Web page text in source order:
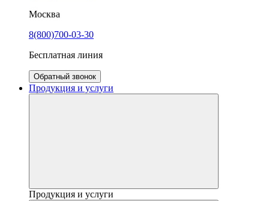
Москва
8(800)700-03-30
Бесплатная линия
Обратный звонок
Продукция и услуги
Продукция и услуги